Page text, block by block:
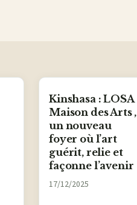
Kinshasa : LOSA
Maison des Arts ,
un nouveau
foyer où l’art
guérit, relie et
façonne l’avenir
17/12/2025